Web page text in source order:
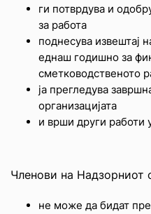
ги потврдува и
за работа
поднесува извештај
еднаш годишно за
сметководственото
ја прегледува
организацијата
и врши други работи
Членови на Надзорниот
не може да бидат